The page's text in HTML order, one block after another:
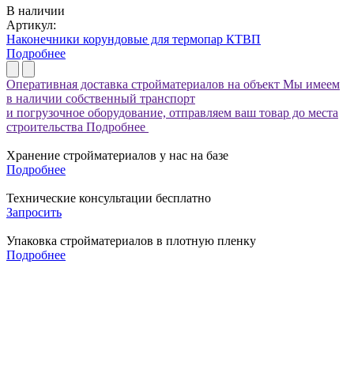
В наличии
Артикул:
Наконечники корундовые для термопар КТВП
Подробнее
Оперативная доставка стройматериалов на объект Мы имеем
в наличии собственный транспорт
и погрузочное оборудование, отправляем ваш товар до места
строительства Подробнее
Хранение стройматериалов у нас на базе
Подробнее
Технические консультации бесплатно
Запросить
Упаковка стройматериалов в плотную пленку
Подробнее